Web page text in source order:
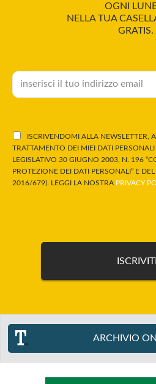
OGNI
NELLA TUA
GRATIS.
ISCRIVENDOMI ALLA NEWSLETTER,
TRATTAMENTO DEI MIEI DATI
LEGISLATIVO 30 GIUGNO 2003, N. 196
PROTEZIONE DEI DATI PERSONALI” E
2016/679). LEGGI LA NOSTRA PRIVACY
ARCHIVIO